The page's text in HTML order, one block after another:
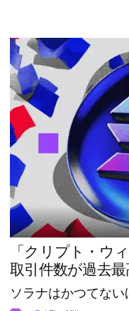
「クリプト・ウ
取引件数が過去
ソラナはかつてな